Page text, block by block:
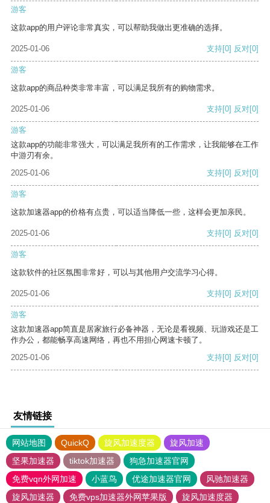
游客
这款app的用户评论非常真实，可以帮助我做出更准确的选择。
2025-01-06 支持[0] 反对[0]
游客
这款app的商品种类非常丰富，可以满足我所有的购物需求。
2025-01-06 支持[0] 反对[0]
游客
这款app的功能非常强大，可以满足我所有的工作需求，让我能够在工作
中游刃有余。
2025-01-06
支持[0] 反对[0]
游客
这款加速器app的价格有点贵，可以适当降低一些，这样会更加亲民。
2025-01-06 支持[0] 反对[0]
游客
这款软件的社区氛围非常好，可以与其他用户交流学习心得。
2025-01-06 支持[0] 反对[0]
游客
这款加速器app简直是居家旅行必备神器，无论是看视频、玩游戏还是工
作办公，都能畅享高速网络，再也不用担心网速卡顿了。
2025-01-06
支持[0] 反对[0]
友情链接
网站地图 QuickQ 旋风加速度器
旋风加速
坚果加速器
tiktok加速器
狗急加速器官网
免费vqn外网加速
小蓝鸟 优途加速器官网
风驰加速器
旋风加速器
免费vps加速器外网苹果版
旋风加速度器